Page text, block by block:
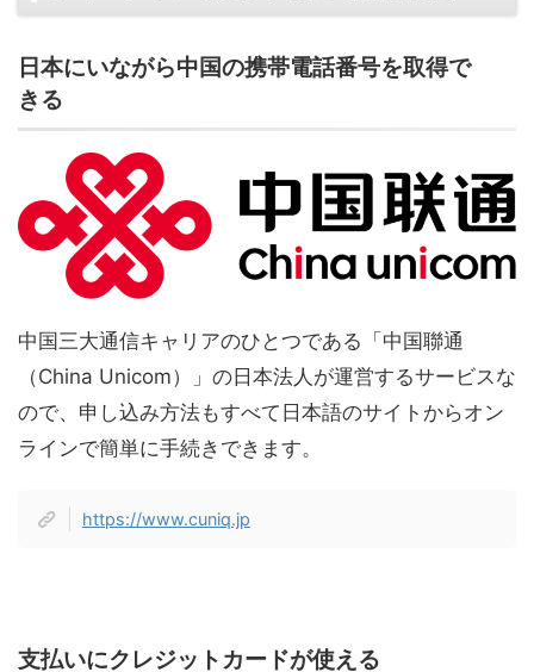
日本にいながら中国の携帯電話番号を取得で
きる
中国三大通信キャリアのひとつである「中国聯通
（China Unicom）」の日本法人が運営するサービスな
ので、申し込み方法もすべて日本語のサイトからオン
ラインで簡単に手続きできます。
https://www.cuniq.jp
支払いにクレジットカードが使える